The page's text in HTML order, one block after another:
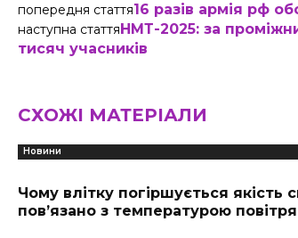
попередня стаття16 разів армія рф
наступна статтяНМТ-2025: за
тисяч учасників
СХОЖІ МАТЕРІАЛИ
Новини
Чому влітку погіршується якість
пов’язано з температурою повітря